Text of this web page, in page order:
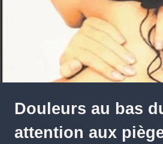
Douleurs au bas
attention aux